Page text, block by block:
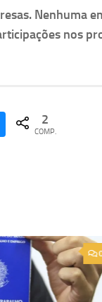
Nenhuma
nos
2
COMP.